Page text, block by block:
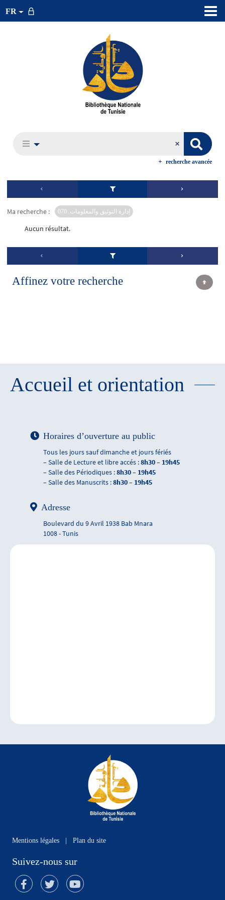
FR
recherche avancée
Ma recherche : إدارة التوثيق والمعلومات. 070
Aucun résultat.
Affinez votre recherche
Accueil et orientation
Horaires d’ouverture au public
Tous les jours sauf dimanche et jours fériés
– Salle de Lecture et libre accés :8h30 – 19h45
– Salle des Périodiques :8h30 – 19h45
– Salle des Manuscrits :8h30 – 19h45
Adresse
Boulevard du 9 Avril 1938 Bab Mnara
1008 - Tunis
Mentions légales Plan du site
Suivez-nous sur